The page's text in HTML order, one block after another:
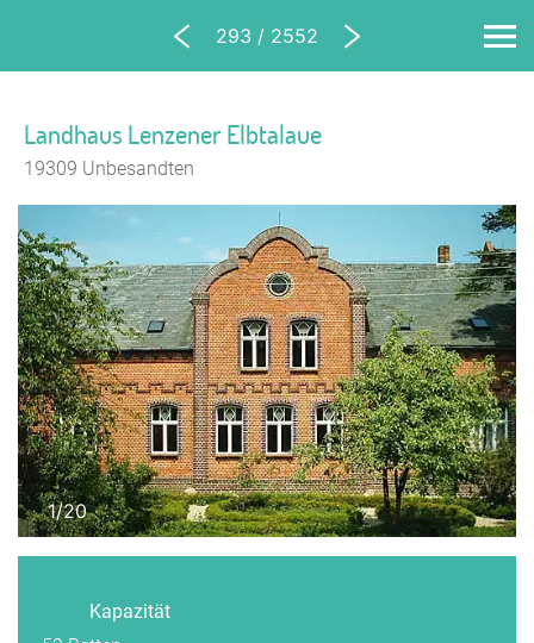
293 / 2552
Landhaus Lenzener Elbtalaue
19309 Unbesandten
1/20
Kapazität